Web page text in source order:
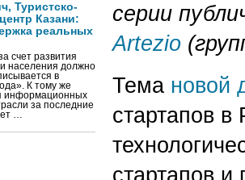
Туристско-
Казани:
реальных
счет развития
населения должно
в
К тому же
информационных
за последние
…
серии
Artezio
Тема новой
стартапов
стартапов и